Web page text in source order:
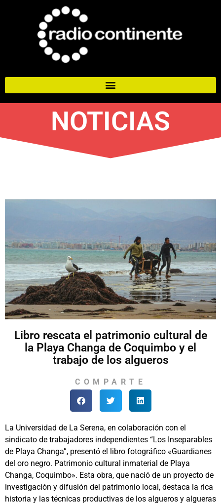
NOTICIAS
Libro rescata el patrimonio cultural de
la Playa Changa de Coquimbo y el
trabajo de los algueros
COMPARTE
La Universidad de La Serena, en colaboración con el
sindicato de trabajadores independientes “Los Inseparables
de Playa Changa”, presentó el libro fotográfico «Guardianes
del oro negro. Patrimonio cultural inmaterial de Playa
Changa, Coquimbo». Esta obra, que nació de un proyecto de
investigación y difusión del patrimonio local, destaca la rica
historia y las técnicas productivas de los algueros y algueras